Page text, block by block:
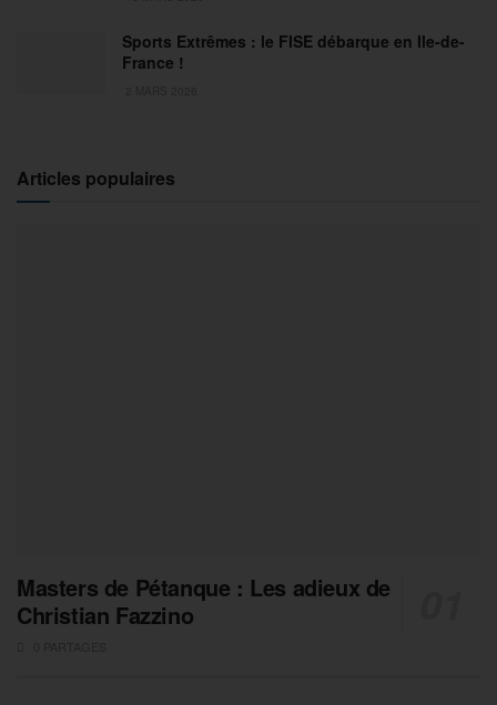
Sports Extrêmes : le FISE débarque en Ile-de-
France !
Articles populaires
Masters de Pétanque : Les adieux de
Christian Fazzino